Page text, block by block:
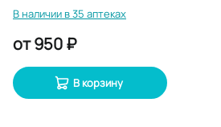
В наличии в 35 аптеках
от950 ₽
В корзину